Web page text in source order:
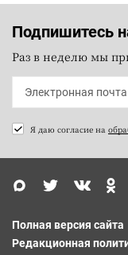
Подпишитесь
Раз в неделю мы
Я даю согласие на
Полная версия сайта
Редакционная